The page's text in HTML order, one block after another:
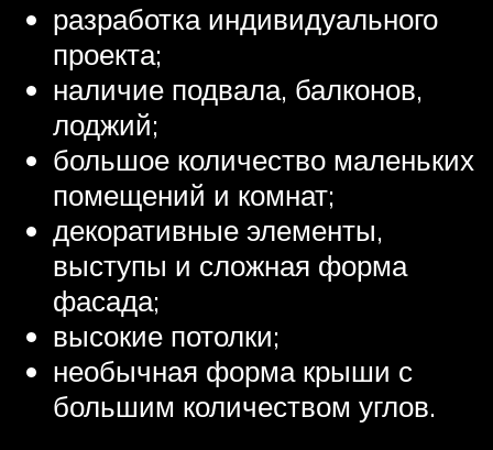
разработка индивидуального
проекта;
наличие подвала, балконов,
лоджий;
большое количество маленьких
помещений и комнат;
декоративные элементы,
выступы и сложная форма
фасада;
высокие потолки;
необычная форма крыши с
большим количеством углов.